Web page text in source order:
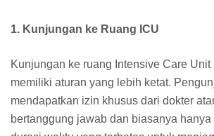
1. Kunjungan ke Ruang ICU
Kunjungan ke ruang Intensive Care Unit
memiliki aturan yang lebih ketat.
mendapatkan izin khusus dari dokter
bertanggung jawab dan biasanya